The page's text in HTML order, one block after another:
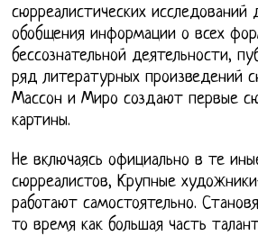
сюрреалистических исследований
обобщения информации о всех
бессознательной деятельности,
ряд литературных произведений
Массон и Миро создают первые
картины.
Не включаясь официально в те
сюрреалистов, Крупные
работают самостоятельно.
то время как большая часть